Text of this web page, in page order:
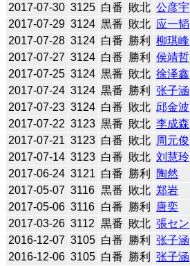
2017-07-30 3125 白番 敗北 公彦宇
2017-07-29 3124 黒番 敗北 应一韬
2017-07-28 3124 白番 勝利 柳琪峰
2017-07-27 3124 白番 勝利 侯靖哲
2017-07-25 3124 黒番 敗北 徐泽鑫
2017-07-24 3124 黒番 勝利 张子涵
2017-07-23 3124 白番 敗北 邱金波
2017-07-22 3123 黒番 敗北 李成森
2017-07-21 3123 白番 敗北 周元俊
2017-07-14 3123 白番 敗北 刘慧玲
2017-06-24 3121 白番 勝利 陶然
2017-05-07 3116 黒番 敗北 郑岩
2017-05-06 3116 白番 勝利 唐奕
2017-03-26 3112 黒番 敗北 張セン
2016-12-07 3105 白番 勝利 张子涵
2016-12-06 3105 白番 勝利 张子涵